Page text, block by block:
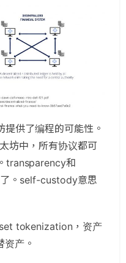
供了编程的可能性。
坊中，所有协议都可
transparency和
。self-custody意思
tokenization，资产
产。